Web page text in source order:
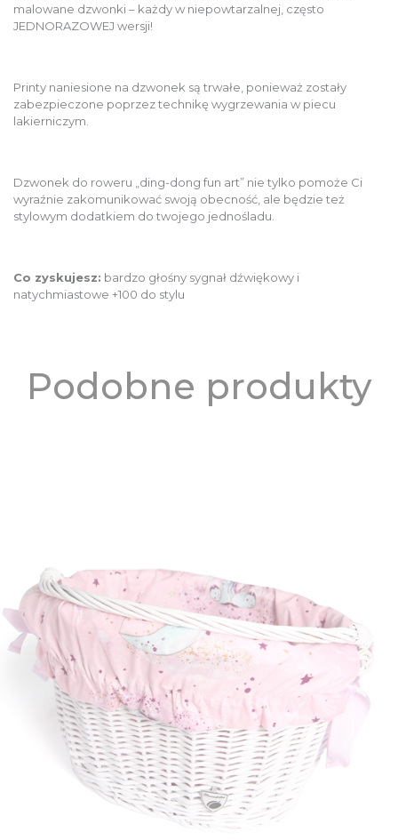
malowane dzwonki – każdy w niepowtarzalnej, często
JEDNORAZOWEJ wersji!
Printy naniesione na dzwonek są trwałe, ponieważ zostały
zabezpieczone poprzez technikę wygrzewania w piecu
lakierniczym.
Dzwonek do roweru „ding-dong fun art” nie tylko pomoże Ci
wyraźnie zakomunikować swoją obecność, ale będzie też
stylowym dodatkiem do twojego jednośladu.
Co zyskujesz: bardzo głośny sygnał dźwiękowy i
natychmiastowe +100 do stylu
Podobne produkty